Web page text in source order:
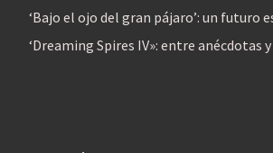
‘Bajo el ojo del gran pájaro’: un futuro
‘Dreaming Spires IV»: entre anécdotas